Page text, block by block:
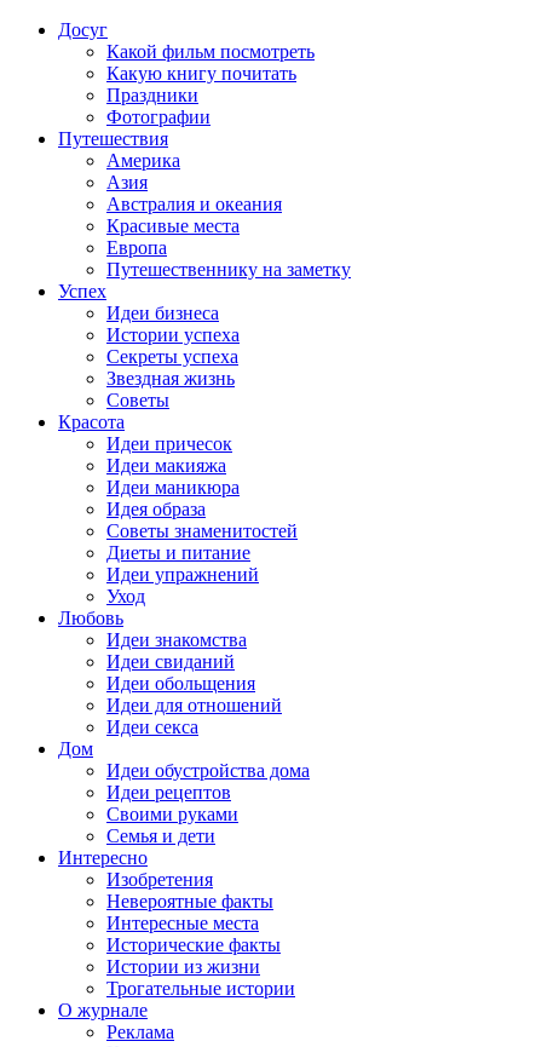
Досуг
Какой фильм посмотреть
Какую книгу почитать
Праздники
Фотографии
Путешествия
Америка
Азия
Австралия и океания
Красивые места
Европа
Путешественнику на заметку
Успех
Идеи бизнеса
Истории успеха
Секреты успеха
Звездная жизнь
Советы
Красота
Идеи причесок
Идеи макияжа
Идеи маникюра
Идея образа
Советы знаменитостей
Диеты и питание
Идеи упражнений
Уход
Любовь
Идеи знакомства
Идеи свиданий
Идеи обольщения
Идеи для отношений
Идеи секса
Дом
Идеи обустройства дома
Идеи рецептов
Своими руками
Семья и дети
Интересно
Изобретения
Невероятные факты
Интересные места
Исторические факты
Истории из жизни
Трогательные истории
О журнале
Реклама